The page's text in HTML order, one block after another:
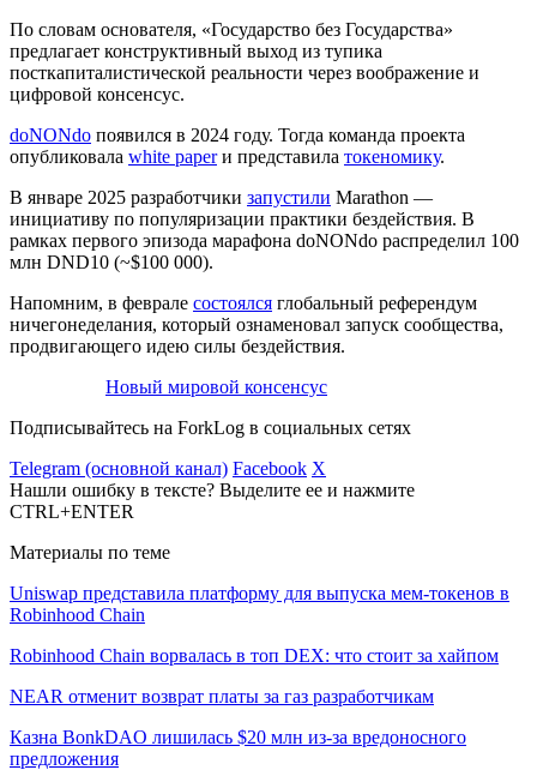
По словам основателя, «Государство без Государства»
предлагает конструктивный выход из тупика
посткапиталистической реальности через воображение и
цифровой консенсус.
doNONdo появился в 2024 году. Тогда команда проекта
опубликовала white paperи представила токеномику.
В январе 2025 разработчики запустили Marathon ―
инициативу по популяризации практики бездействия. В
рамках первого эпизода марафона doNONdo распределил 100
млн DND10 (~$100 000).
Напомним, в феврале состоялся глобальный референдум
ничегонеделания, который ознаменовал запуск сообщества,
продвигающего идею силы бездействия.
Новый мировой консенсус
Подписывайтесь на ForkLog в социальных сетях
Telegram (основной канал) Facebook X
Нашли ошибку в тексте? Выделите ее и нажмите
CTRL+ENTER
Материалы по теме
Uniswap представила платформу для выпуска мем-токенов в
Robinhood Chain
Robinhood Chain ворвалась в топ DEX: что стоит за хайпом
NEAR отменит возврат платы за газ разработчикам
Казна BonkDAO лишилась $20 млн из-за вредоносного
предложения